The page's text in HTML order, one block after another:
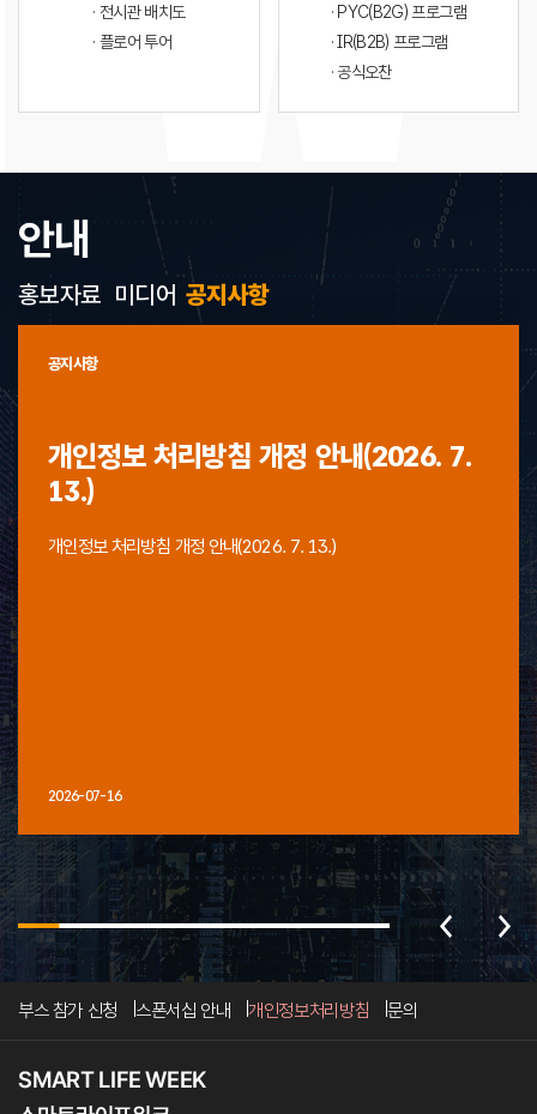
· 전시관 배치도
· 플로어 투어
· PYC(B2G) 프로그램
· IR(B2B) 프로그램
· 공식오찬
안내
공지사항
공지사항
개인정보 처리방침 개정 안내(2026. 7.
13.)
개인정보 처리방침 개정 안내(2026. 7. 13.)
2026-07-16
홍보자료 미디어
부스 참가 신청 스폰서십 안내 개인정보처리방침 문의